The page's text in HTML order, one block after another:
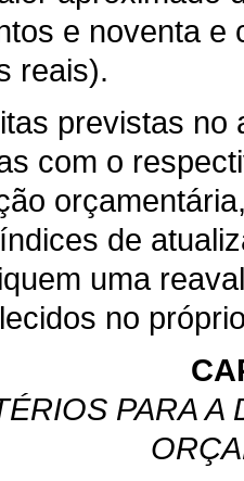
e noventa
reais).
previstas no
com o
de
uma
no
PARA A